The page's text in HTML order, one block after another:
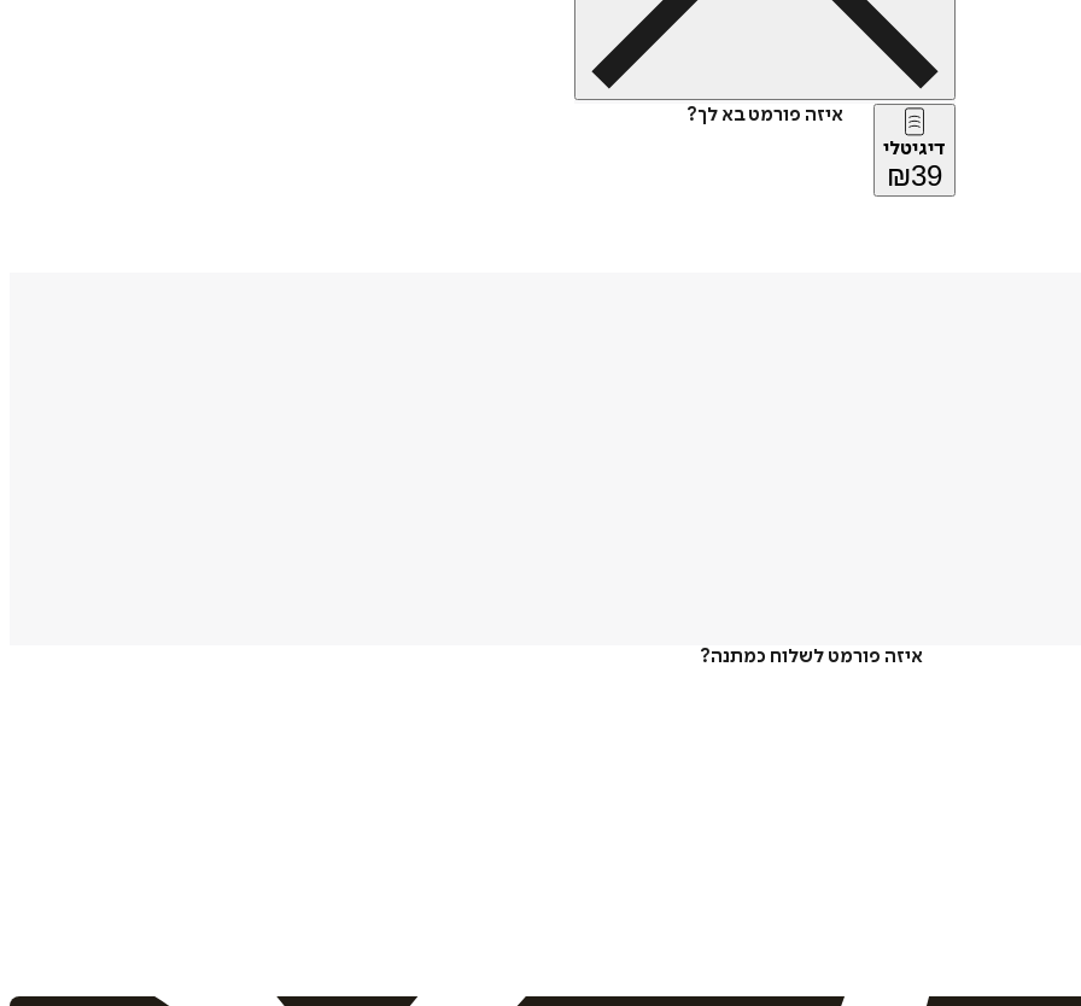
איזה פורמט בא לך?
דיגיטלי
₪39
איזה פורמט לשלוח כמתנה?